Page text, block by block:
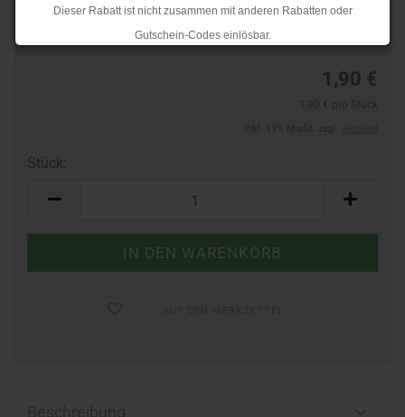
Dieser Rabatt ist nicht zusammen mit anderen Rabatten oder
Gutschein-Codes einlösbar.
Ab dem 17.08.2026 versenden wir wieder wie gewohnt. Aufgrund des
1,90 €
Stück: